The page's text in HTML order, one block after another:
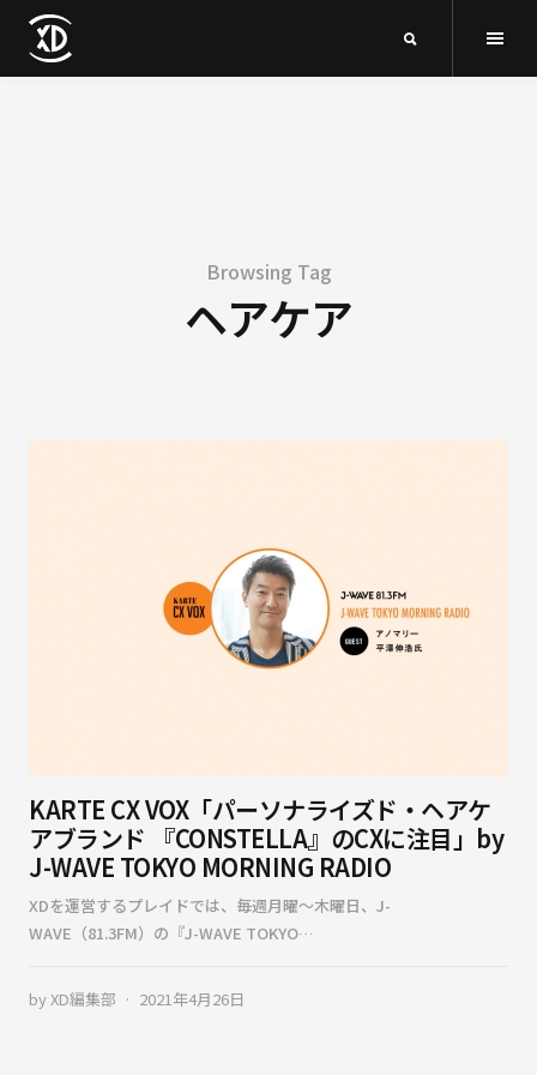
Browsing Tag
ヘアケア
KARTE CX VOX「パーソナライズド・ヘアケ
アブランド 『CONSTELLA』のCXに注目」by
J-WAVE TOKYO MORNING RADIO
XDを運営するプレイドでは、毎週月曜〜木曜日、J-
WAVE（81.3FM）の『J-WAVE TOKYO…
byXD編集部 2021年4月26日